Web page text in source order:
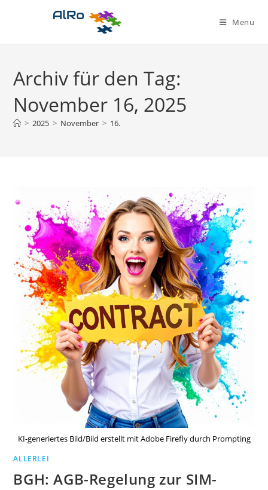
Menü
Archiv für den Tag:
November 16, 2025
> 2025 > November > 16.
KI-generiertes Bild/Bild erstellt mit Adobe Firefly durch Prompting
ALLERLEI
BGH: AGB-Regelung zur SIM-